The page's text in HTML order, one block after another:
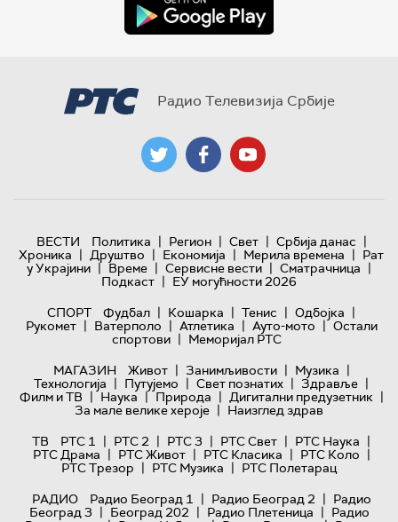
Радио Телевизија Србије
ВЕСТИ Политика | Регион | Свет | Србија данас |
Хроника | Друштво | Економија | Мерила времена | Рат
у Украјини | Време | Сервисне вести | Сматрачница |
Подкаст | ЕУ могућности 2026
СПОРТ
Фудбал | Кошарка | Тенис | Одбојка |
Рукомет | Ватерполо | Атлетика | Ауто-мото | Остали
спортови | Меморијал РТС
МАГАЗИН
Живот | Занимљивости | Музика |
Технологијa | Путујемо | Свет познатих | Здравље |
Филм и ТВ | Наука | Природа | Дигитални предузетник |
За мале велике хероје | Наизглед здрав
ТВ
РТС 1 | РТС 2 | РТС 3 | РТС Свет | РТС Наука |
РТС Драма | РТС Живот | РТС Класика | РТС Коло |
РТС Трезор | РТС Музика | РТС Полетарац
РАДИО
Радио Београд 1 | Радио Београд 2 | Радио
Београд 3 | Београд 202 | Радио Плетеница | Радио